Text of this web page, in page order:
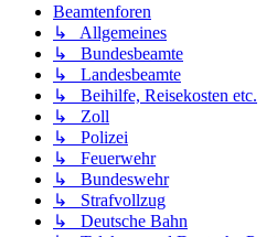
Beamtenforen
↳ Allgemeines
↳ Bundesbeamte
↳ Landesbeamte
↳ Beihilfe, Reisekosten etc.
↳ Zoll
↳ Polizei
↳ Feuerwehr
↳ Bundeswehr
↳ Strafvollzug
↳ Deutsche Bahn